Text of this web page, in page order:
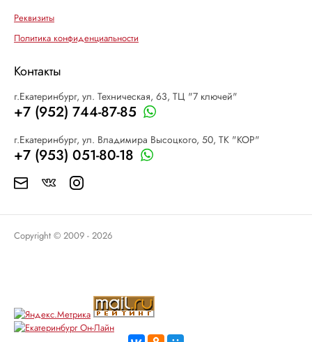
Реквизиты
Политика конфиденциальности
Контакты
г.Екатеринбург, ул. Техническая, 63, ТЦ "7 ключей"
+7 (952) 744-87-85
г.Екатеринбург, ул. Владимира Высоцкого, 50, ТК "КОР"
+7 (953) 051-80-18
Copyright © 2009 - 2026